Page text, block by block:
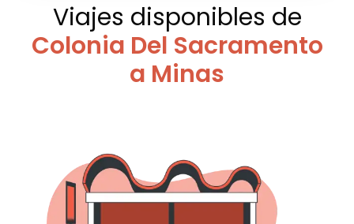
Viajes disponibles de
Colonia Del Sacramento
a Minas